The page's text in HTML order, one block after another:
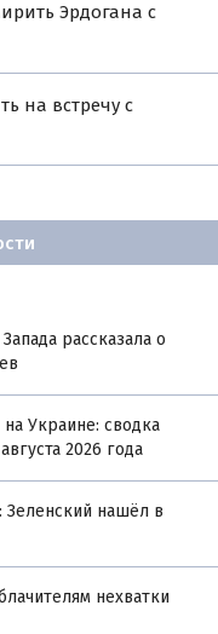
Эрдогана с
на встречу с
рассказала о
Украине: сводка
2026 года
Зеленский нашёл в
нехватки